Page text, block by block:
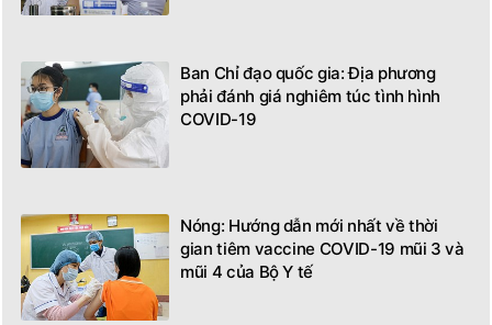
Ban Chỉ đạo quốc gia: Địa phương
phải đánh giá nghiêm túc tình hình
COVID-19
Nóng: Hướng dẫn mới nhất về thời
gian tiêm vaccine COVID-19 mũi 3 và
mũi 4 của Bộ Y tế